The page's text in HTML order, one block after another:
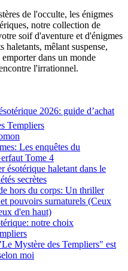
de l'occulte, les énigmes
notre collection de
soif d'aventure et d'énigmes
haletants, mêlant suspense,
dans un monde
l'irrationnel.
2026: guide d’achat
Templiers
Les enquêtes du
Tome 4
ésotérique haletant dans le
secrètes
hors du corps: Un thriller
pouvoirs surnaturels (Ceux
d'en haut)
notre choix
Mystère des Templiers" est
moi